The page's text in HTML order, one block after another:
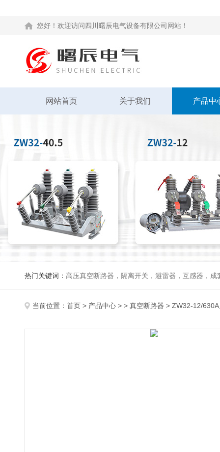
您好！欢迎访问四川曙辰电气设备有限公司网站！
网站首页 关于我们 产品中
热门关键词： 高压真空断路器，隔离开关，避雷器，互感器，成
当前位置： 首页 > 产品中心 > > 真空断路器 > ZW32-12/